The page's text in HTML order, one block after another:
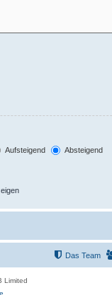
Aufsteigend Absteigend
Das Team
Limited